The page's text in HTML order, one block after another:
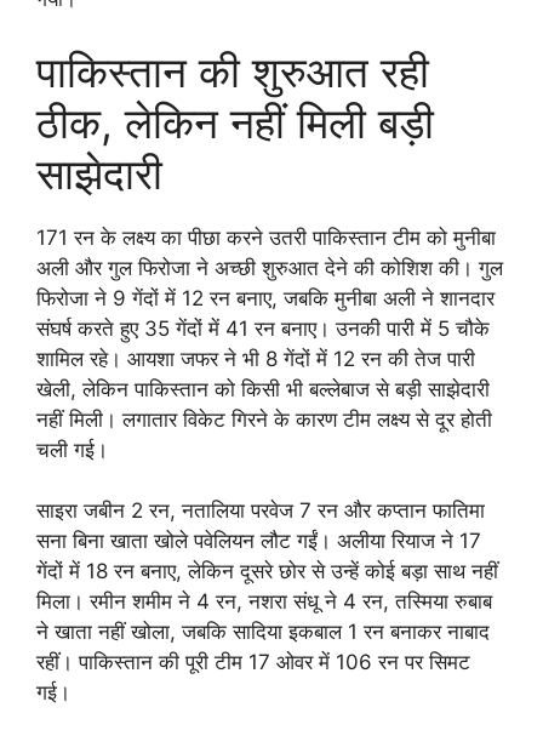
पाकिस्तान की शुरुआत रही
ठीक, लेकिन नहीं मिली बड़ी
साझेदारी
171 रन के लक्ष्य का पीछा करने उतरी पाकिस्तान टीम को मुनीबा
अली और गुल फिरोजा ने अच्छी शुरुआत देने की कोशिश की। गुल
फिरोजा ने 9 गेंदों में 12 रन बनाए, जबकि मुनीबा अली ने शानदार
संघर्ष करते हुए 35 गेंदों में 41 रन बनाए। उनकी पारी में 5 चौके
शामिल रहे। आयशा जफर ने भी 8 गेंदों में 12 रन की तेज पारी
खेली, लेकिन पाकिस्तान को किसी भी बल्लेबाज से बड़ी साझेदारी
नहीं मिली। लगातार विकेट गिरने के कारण टीम लक्ष्य से दूर होती
चली गई।
साइरा जबीन 2 रन, नतालिया परवेज 7 रन और कप्तान फातिमा
सना बिना खाता खोले पवेलियन लौट गईं। अलीया रियाज ने 17
गेंदों में 18 रन बनाए, लेकिन दूसरे छोर से उन्हें कोई बड़ा साथ नहीं
मिला। रमीन शमीम ने 4 रन, नशरा संधू ने 4 रन, तस्मिया रुबाब
ने खाता नहीं खोला, जबकि सादिया इकबाल 1 रन बनाकर नाबाद
रहीं। पाकिस्तान की पूरी टीम 17 ओवर में 106 रन पर सिमट
गई।